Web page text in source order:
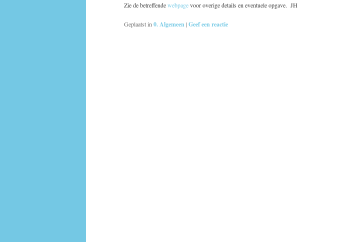
Zie de betreffendewebpagevoor overige details en eventuele opgave. JH
Geplaatst in0. Algemeen |Geef een reactie